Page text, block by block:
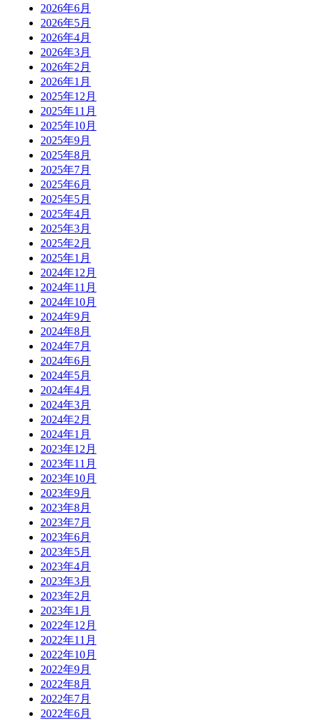
2026年6月
2026年5月
2026年4月
2026年3月
2026年2月
2026年1月
2025年12月
2025年11月
2025年10月
2025年9月
2025年8月
2025年7月
2025年6月
2025年5月
2025年4月
2025年3月
2025年2月
2025年1月
2024年12月
2024年11月
2024年10月
2024年9月
2024年8月
2024年7月
2024年6月
2024年5月
2024年4月
2024年3月
2024年2月
2024年1月
2023年12月
2023年11月
2023年10月
2023年9月
2023年8月
2023年7月
2023年6月
2023年5月
2023年4月
2023年3月
2023年2月
2023年1月
2022年12月
2022年11月
2022年10月
2022年9月
2022年8月
2022年7月
2022年6月